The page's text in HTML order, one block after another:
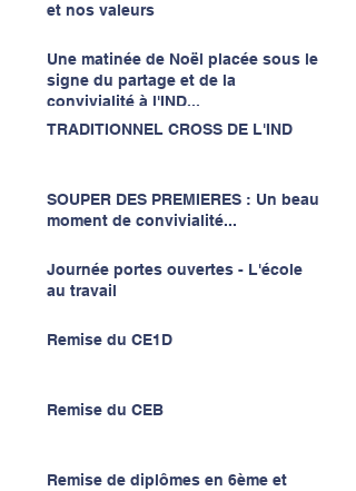
et nos valeurs
Une matinée de Noël placée sous le
signe du partage et de la
convivialité à l'IND...
TRADITIONNEL CROSS DE L'IND
SOUPER DES PREMIERES : Un beau
moment de convivialité...
Journée portes ouvertes - L'école
au travail
Remise du CE1D
Remise du CEB
Remise de diplômes en 6ème et